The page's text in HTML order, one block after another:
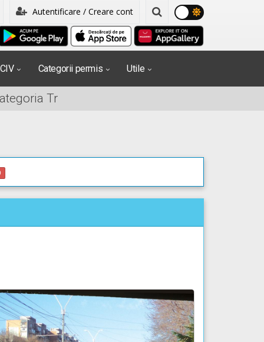
Autentificare / Creare cont
Categorii permis Utile
Tr